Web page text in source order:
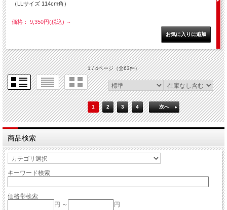
（LLサイズ 114cm角）
価格： 9,350円(税込) ～
1 / 4ページ（全63件）
1 2 3 4 次へ
商品検索
キーワード検索
価格帯検索
円 ～
円